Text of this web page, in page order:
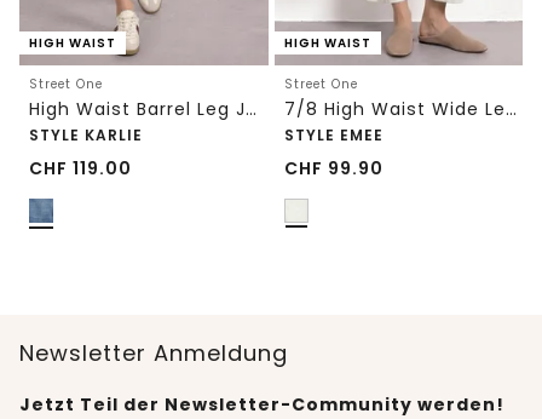
HIGH WAIST
Street One
High Waist Barrel Leg Jeans im Loose Fit
STYLE KARLIE
CHF 119.00
HIGH WAIST
Street One
7/8 High Waist Wide Leg Jeans im Loose Fit
STYLE EMEE
CHF 99.90
Newsletter Anmeldung
Jetzt Teil der Newsletter-Community werden!